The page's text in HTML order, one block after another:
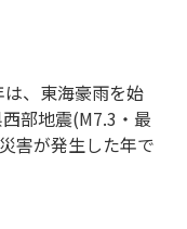
、東海豪雨を始
部地震(M7.3・最
害が発生した年で